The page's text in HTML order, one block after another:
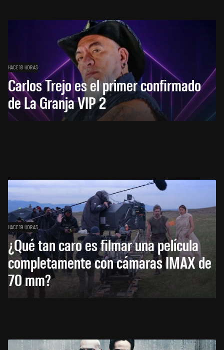
HACE 18 HORAS
Carlos Trejo es el primer confirmado
de La Granja VIP 2
HACE 19 HORAS
¿Qué tan caro es filmar una película
completamente con cámaras IMAX de
70 mm?